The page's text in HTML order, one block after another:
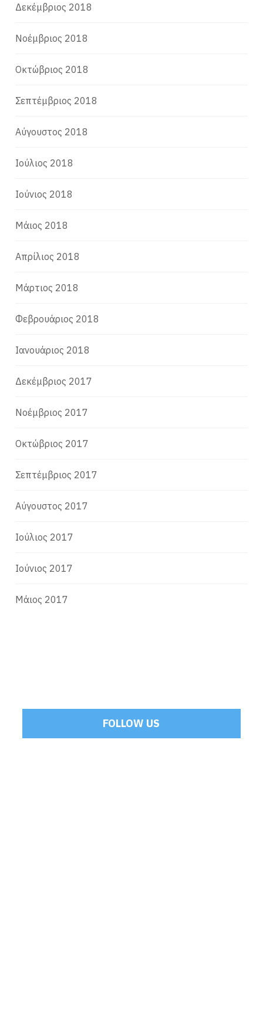
Δεκέμβριος 2018
Νοέμβριος 2018
Οκτώβριος 2018
Σεπτέμβριος 2018
Αύγουστος 2018
Ιούλιος 2018
Ιούνιος 2018
Μάιος 2018
Απρίλιος 2018
Μάρτιος 2018
Φεβρουάριος 2018
Ιανουάριος 2018
Δεκέμβριος 2017
Νοέμβριος 2017
Οκτώβριος 2017
Σεπτέμβριος 2017
Αύγουστος 2017
Ιούλιος 2017
Ιούνιος 2017
Μάιος 2017
FOLLOW US